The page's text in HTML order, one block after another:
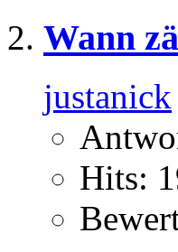
Wann
justanick
Hits: